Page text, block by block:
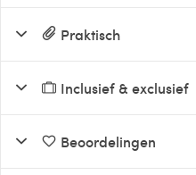
Praktisch
Inclusief & exclusief
Beoordelingen